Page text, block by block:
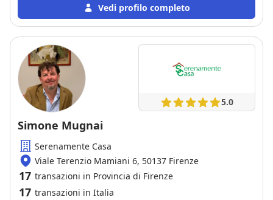
tempi previsti, seguendo ogni fase della
compravendita con attenzione e trasparenza. Un
Vedi profilo completo
5.0
Simone Mugnai
Serenamente Casa
Viale Terenzio Mamiani 6, 50137 Firenze
17 transazioni in Provincia di Firenze
17 transazioni in Italia